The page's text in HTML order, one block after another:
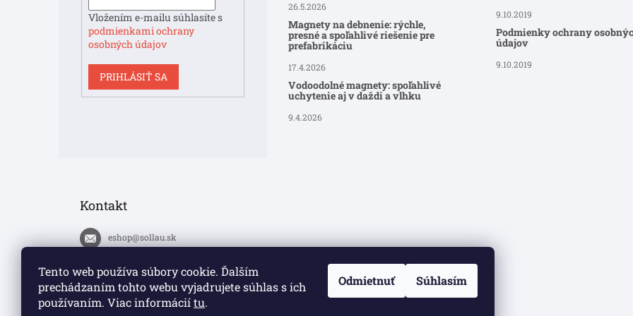
Tento web používa súbory cookie. Ďalším
prechádzaním tohto webu vyjadrujete súhlas s ich
používaním. Viac informáciítu.
Odmietnuť Súhlasím
Vložením e-mailu súhlasíte s
podmienkami ochrany
osobných údajov
PRIHLÁSIŤ SA
26.5.2026
Magnety na debnenie: rýchle,
presné a spoľahlivé riešenie pre
prefabrikáciu
17.4.2026
Vodoodolné magnety: spoľahlivé
uchytenie aj v daždi a vlhku
9.4.2026
9.10.2019
Podmienky ochrany
údajov
9.10.2019
Kontakt
eshop@sollau.sk
+420 778 110 059
https://www.facebook.com/solla